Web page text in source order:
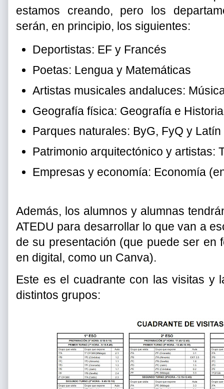
estamos creando, pero los
serán, en principio, los siguientes:
Deportistas: EF y Francés
Poetas: Lengua y Matemáticas
Artistas musicales andaluces:
Geografía física: Geografía e Historia
Parques naturales: ByG, FyQ y
Patrimonio arquitectónico y artistas:
Empresas y economía: Economía
Además, los alumnos y alumnas
ATEDU para desarrollar lo que van a
de su presentación (que puede ser en
en digital, como un Canva).
Este es el cuadrante con las visitas y
distintos grupos: